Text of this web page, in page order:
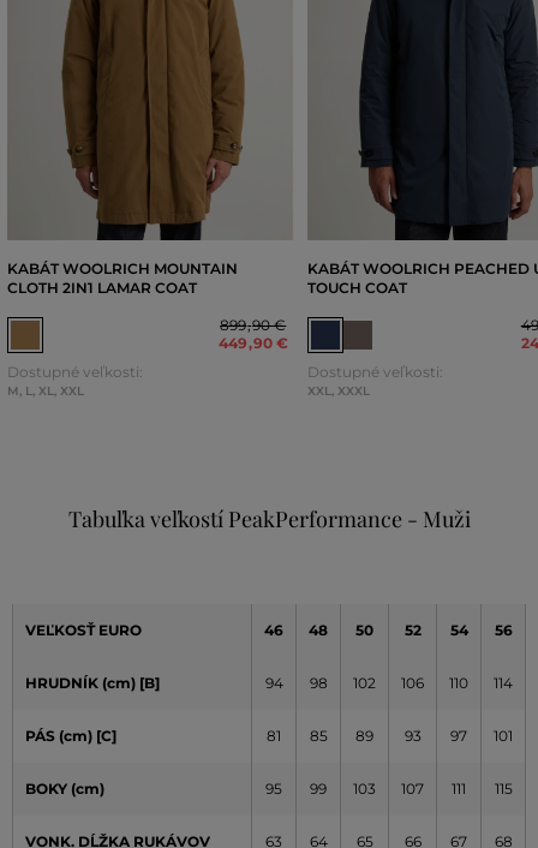
KABÁT WOOLRICH MOUNTAIN
CLOTH 2IN1 LAMAR COAT
899,90 €
449,90 €
Dostupné veľkosti:
M, L, XL, XXL
KABÁT WOOLRICH PEACHED
TOUCH COAT
Dostupné veľkosti:
XXL, XXXL
Tabuľka veľkostí PeakPerformance - Muži
VEĽKOSŤ EURO 46 48 50 52 54 56
HRUDNÍK (cm) [B] 94 98 102 106 110 114
PÁS (cm) [C] 81 85 89 93 97 101
BOKY (cm) 95 99 103 107 111 115
VONK. DĹŽKA RUKÁVOV 63 64 65 66 67 68